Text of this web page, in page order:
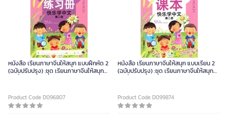
หนังสือ เรียนภาษาจีนให้สนุก แบบฝึกหัด 2
(ฉบับปรับปรุง) :ชุด เรียนภาษาจีนให้สนุก
Product Code D096807
หนังสือ เรียนภาษาจีนให้สนุก แบบเรียน 2
(ฉบับปรับปรุง) :ชุด เรียนภาษาจีนให้สนุก
Product Code D099874